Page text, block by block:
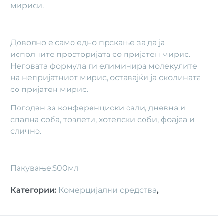
мириси.
Доволно е само едно прскање за да ја
исполните просторијата со пријатен мирис.
Неговата формула ги елиминира молекулите
на непријатниот мирис, оставајќи ја околината
со пријатен мирис.
Погоден за конференциски сали, дневна и
спална соба, тоалети, хотелски соби, фоајеа и
слично.
Пакување:500мл
Категории: Комерцијални средства,